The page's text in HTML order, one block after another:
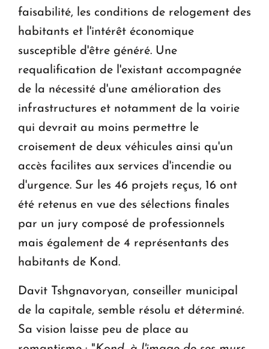
faisabilité, les conditions de relogement des
habitants et l'intérêt économique
susceptible d'être généré. Une
requalification de l'existant accompagnée
de la nécessité d'une amélioration des
infrastructures et notamment de la voirie
qui devrait au moins permettre le
croisement de deux véhicules ainsi qu'un
accès facilites aux services d'incendie ou
d'urgence. Sur les 46 projets reçus, 16 ont
été retenus en vue des sélections finales
par un jury composé de professionnels
mais également de 4 représentants des
habitants de Kond.
Davit Tshgnavoryan, conseiller municipal
de la capitale, semble résolu et déterminé.
Sa vision laisse peu de place au